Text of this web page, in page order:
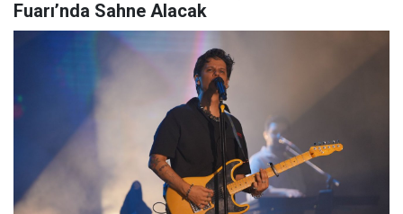
Fuarı’nda Sahne Alacak